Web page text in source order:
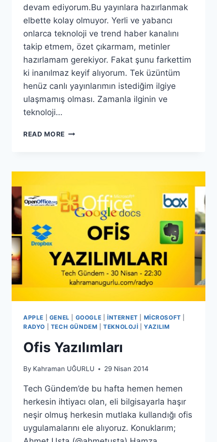
devam ediyorum.Bu yayınlara hazırlanmak
elbette kolay olmuyor. Yerli ve yabancı
onlarca teknoloji ve trend haber kanalını
takip etmem, özet çıkarmam, metinler
hazırlamam gerekiyor. Fakat şunu farkettim
ki inanılmaz keyif alıyorum. Tek üzüntüm
henüz canlı yayınlarımın istediğim ilgiye
ulaşmamış olması. Zamanla ilginin ve
teknoloji…
READ MORE TECH
“16
ALTINA
SOSYAL
MEDYA
APPLE GENEL GOOGLE İNTERNET MICROSOFT
RADYO
TECH GÜNDEM |TEKNOLOJI |YAZILIM
Ofis Yazılımları
By Kahraman UĞURLU 29 Nisan 2014
Tech Gündem’de bu hafta hemen hemen
herkesin ihtiyacı olan, eli bilgisayarla haşır
neşir olmuş herkesin mutlaka kullandığı ofis
uygulamalarını ele alıyoruz. Konuklarım;